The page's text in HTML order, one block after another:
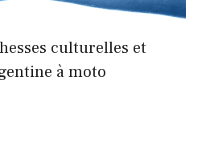
culturelles et
à moto